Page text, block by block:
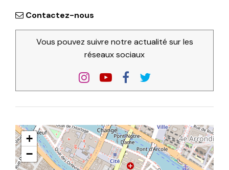
Contactez-nous
Vous pouvez suivre notre actualité sur les
réseaux sociaux
+
−